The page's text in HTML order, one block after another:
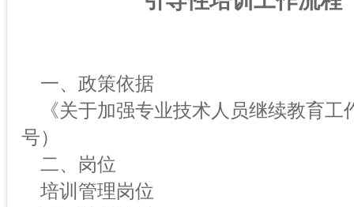
一、政策依据
《关于加强专业技术人员继续教育工
号）
二、岗位
培训管理岗位